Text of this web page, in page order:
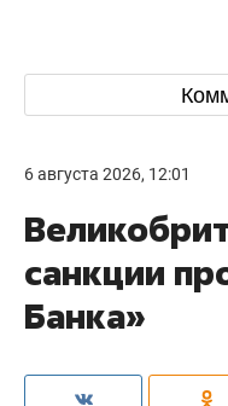
6 августа 2026, 12:01
санкции
Банка»